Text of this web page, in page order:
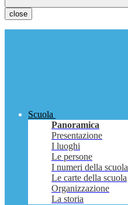
close
Scuola
Panoramica
Presentazione
I luoghi
Le persone
I numeri della scuola
Le carte della scuola
Organizzazione
La storia